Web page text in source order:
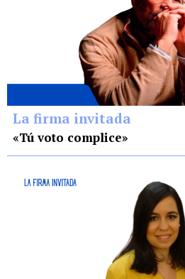
La firma invitada
«Tú voto complice»